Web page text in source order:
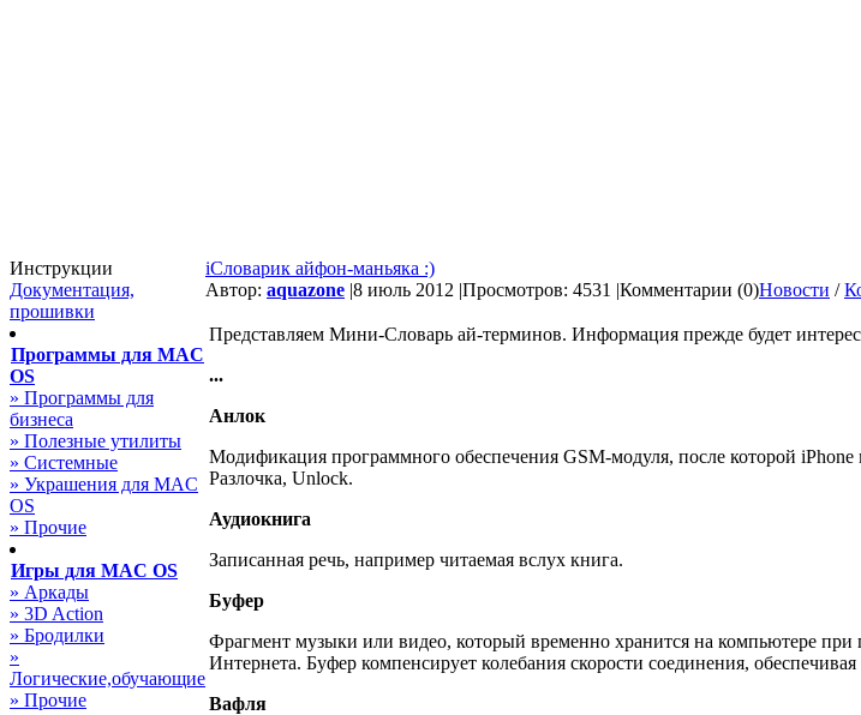
Инструкции
Документация,
прошивки
Программы для MAC
OS
» Программы для
бизнеса
» Полезные утилиты
» Системные
» Украшения для MAC
OS
» Прочие
Игры для MAC OS
» Аркады
» 3D Action
» Бродилки
»
Логические,обучающие
» Прочие
iСловарик айфон-маньяка :)
Автор: aquazone |8 июль 2012 |Просмотров: 4531 |Комментарии (0)Новости /
Представляем Мини-Словарь ай-терминов. Информация прежде будет
...
Анлок
Модификация программного обеспечения GSM-модуля, после которой
Разлочка, Unlock.
Аудиокнига
Записанная речь, например читаемая вслух книга.
Буфер
Фрагмент музыки или видео, который временно хранится на компьютере при
Интернета. Буфер компенсирует колебания скорости соединения,
Вафля